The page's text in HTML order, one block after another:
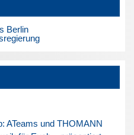
Berlin
ATeams und THOMANN